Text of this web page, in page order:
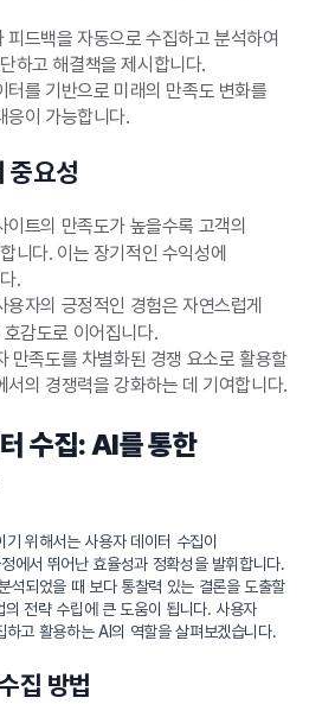
피드백을 자동으로 수집하고 분석하여
하고 해결책을 제시합니다.
터를 기반으로 미래의 만족도 변화를
응이 가능합니다.
중요성
트의 만족도가 높을수록 고객의
니다. 이는 장기적인 수익성에
.
용자의 긍정적인 경험은 자연스럽게
감도로 이어집니다.
만족도를 차별화된 경쟁 요소로 활용할
서의 경쟁력을 강화하는 데 기여합니다.
수집: AI를 통한
위해서는 사용자 데이터 수집이
에서 뛰어난 효율성과 정확성을 발휘합니다.
석되었을 때 보다 통찰력 있는 결론을 도출할
전략 수립에 큰 도움이 됩니다. 사용자
하고 활용하는 AI의 역할을 살펴보겠습니다.
집 방법